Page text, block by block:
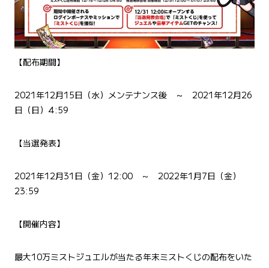
【配布期間】
2021年12月15日（水）メンテナンス後 ～ 2021年12月26
日（日）4:59
【当選発表】
2021年12月31日（金）12:00 ～ 2022年1月7日（金）
23:59
【開催内容】
最大10万ミストジュエルが当たる年末ミストくじの配布をいた